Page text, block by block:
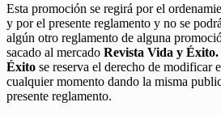
Esta promoción se regirá por el
y por el presente reglamento y no se
algún otro reglamento de alguna
sacado al mercado Revista Vida y Éxito.
Éxito se reserva el derecho de modificar
cualquier momento dando la misma
presente reglamento.